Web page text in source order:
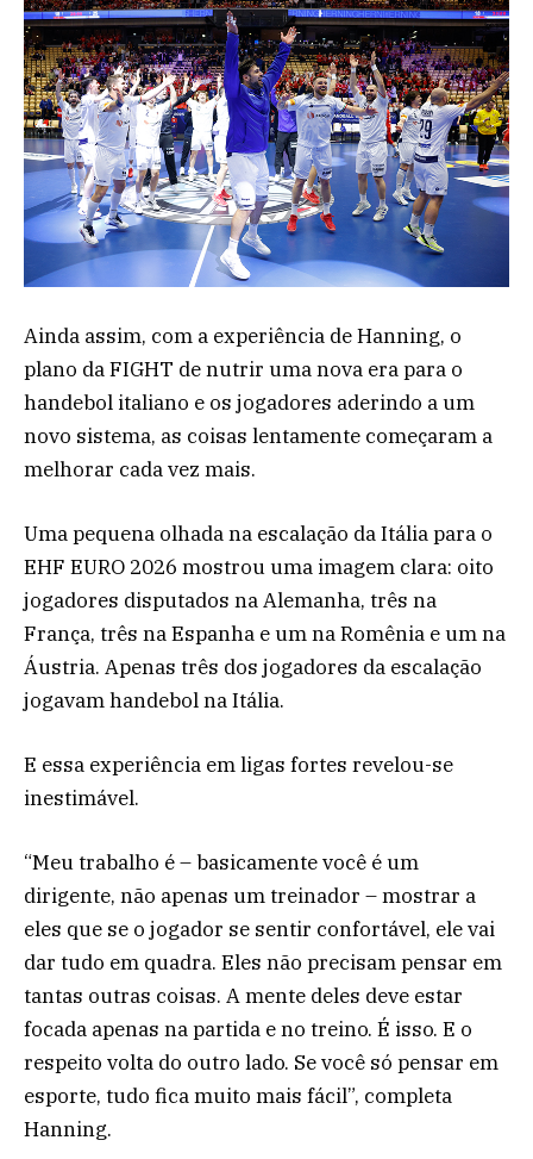
Ainda assim, com a experiência de Hanning, o
plano da FIGHT de nutrir uma nova era para o
handebol italiano e os jogadores aderindo a um
novo sistema, as coisas lentamente começaram a
melhorar cada vez mais.
Uma pequena olhada na escalação da Itália para o
EHF EURO 2026 mostrou uma imagem clara: oito
jogadores disputados na Alemanha, três na
França, três na Espanha e um na Romênia e um na
Áustria. Apenas três dos jogadores da escalação
jogavam handebol na Itália.
E essa experiência em ligas fortes revelou-se
inestimável.
“Meu trabalho é – basicamente você é um
dirigente, não apenas um treinador – mostrar a
eles que se o jogador se sentir confortável, ele vai
dar tudo em quadra. Eles não precisam pensar em
tantas outras coisas. A mente deles deve estar
focada apenas na partida e no treino. É isso. E o
respeito volta do outro lado. Se você só pensar em
esporte, tudo fica muito mais fácil”, completa
Hanning.